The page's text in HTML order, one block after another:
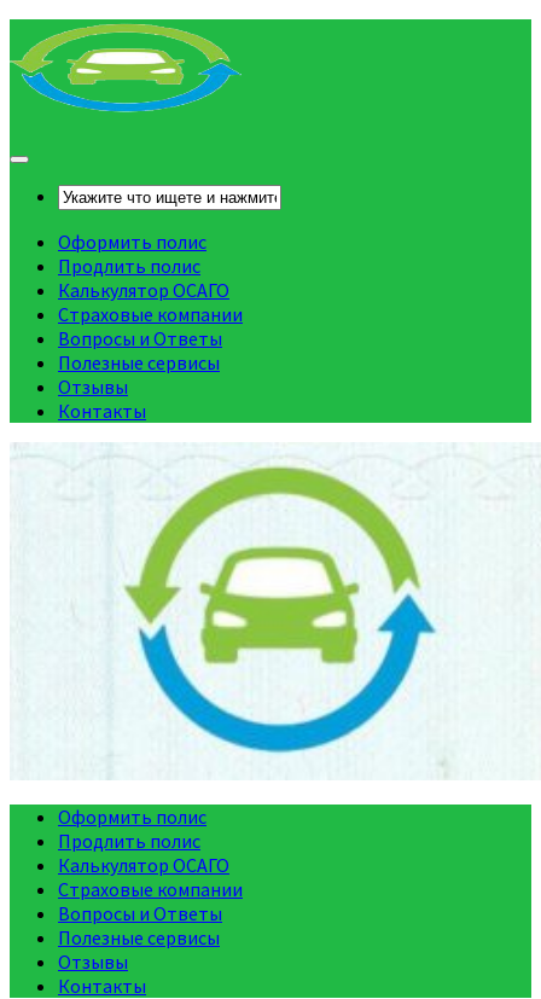
Оформить полис
Продлить полис
Калькулятор ОСАГО
Страховые компании
Вопросы и Ответы
Полезные сервисы
Отзывы
Контакты
Оформить полис
Продлить полис
Калькулятор ОСАГО
Страховые компании
Вопросы и Ответы
Полезные сервисы
Отзывы
Контакты